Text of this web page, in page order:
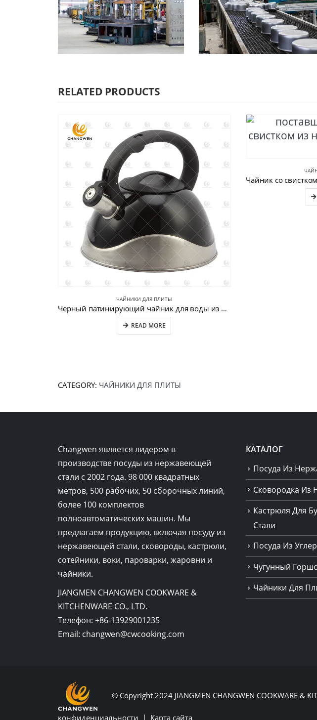
RELATED PRODUCTS
ЧАЙНИКИ ДЛЯ ПЛИТЫ
Черный патинирующий чайник для воды из нержавеющей стали CW-T048-A
READ MORE
CATEGORY: ЧАЙНИКИ ДЛЯ ПЛИТЫ
Changwen является лидером в
производстве посуды из нержавеющей
стали с 2002 года. 98 000 квадратных
метров, 500 рабочих, 50 сборочных линий,
более 100 комплектов
полноавтоматических машин. Мы
предлагаем продукцию, включая посуду из
нержавеющей стали, сковороды, кастрюли,
сотейники, воки, пароварки, жаровни и
чайники.
JIANGMEN CHANGWEN COOKWARE &
KITCHENWARE CO., LTD.
Телефон: +86-13929001235
Email: changwen@cwcooking.com
КАТАЛОГ
Посуда Из
Сковородка Из
Кастрюля Для
Стали
Посуда Из
Чугунный
Чайники Для
© Copyright 2024 JIANGMEN CHANGWEN COOKWARE &
конфиденциальности | Карта сайта